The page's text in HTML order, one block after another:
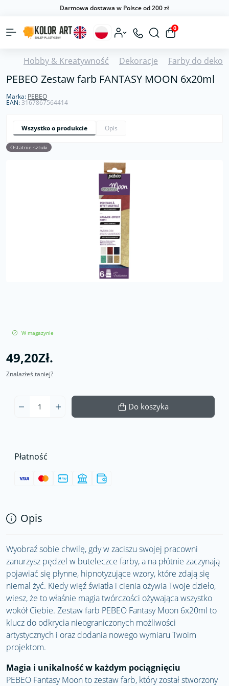
Darmowa dostawa w Polsce od 200 zł
0
Hobby & Kreatywność Dekoracje Farby do
PEBEO Zestaw farb FANTASY MOON 6x20ml
Marka: PEBEO
EAN:3167867564414
Wszystko o produkcie Opis
Ostatnie sztuki
W magazynie
49,20Zł.
Znalazłeś taniej?
Do koszyka
Płatność
Opis
Wyobraź sobie chwilę, gdy w zaciszu swojej pracowni
zanurzysz pędzel w buteleczce farby, a na płótnie zaczynają
pojawiać się płynne, hipnotyzujące wzory, które zdają się
niemal żyć. Kiedy więź światła i cienia ożywia Twoje dzieło,
wiesz, że to właśnie magia twórczości ożywająca wszystko
wokół Ciebie. Zestaw farb PEBEO Fantasy Moon 6x20ml to
klucz do odkrycia nieograniczonych możliwości
artystycznych i oraz dodania nowego wymiaru Twoim
projektom.
Magia i unikalność w każdym pociągnięciu
PEBEO Fantasy Moon to zestaw farb, który został stworzony